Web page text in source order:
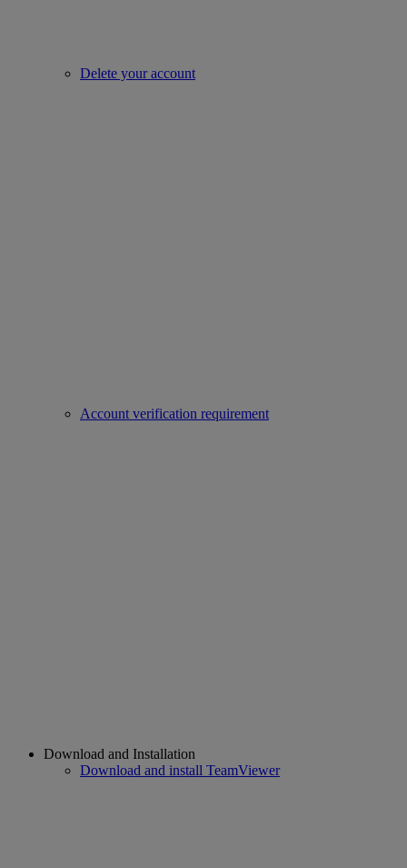
Delete your account
Account verification requirement
Download and Installation
Download and install TeamViewer